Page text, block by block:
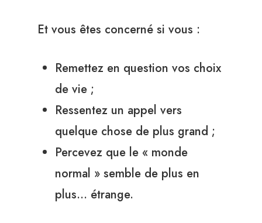
Et vous êtes concerné si vous :
Remettez en question vos choix
de vie ;
Ressentez un appel vers
quelque chose de plus grand ;
Percevez que le « monde
normal » semble de plus en
plus… étrange.